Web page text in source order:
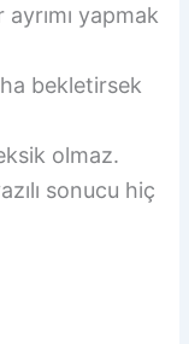
yapmak
bekletirsek
olmaz.
sonucu hiç